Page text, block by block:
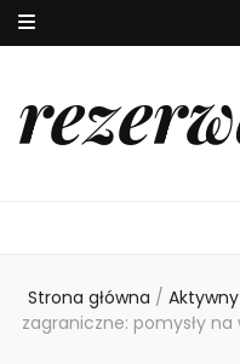
Strona główna /
zagraniczne: pomysły